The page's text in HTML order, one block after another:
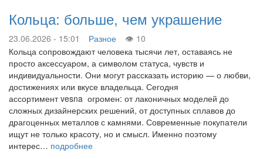
Кольца: больше, чем украшение
23.06.2026 - 15:01 Разное
10
Кольца сопровождают человека тысячи лет, оставаясь не
просто аксессуаром, а символом статуса, чувств и
индивидуальности. Они могут рассказать историю — о любви,
достижениях или вкусе владельца. Сегодня
ассортимент vesna огромен: от лаконичных моделей до
сложных дизайнерских решений, от доступных сплавов до
драгоценных металлов с камнями. Современные покупатели
ищут не только красоту, но и смысл. Именно поэтому
интерес… подробнее